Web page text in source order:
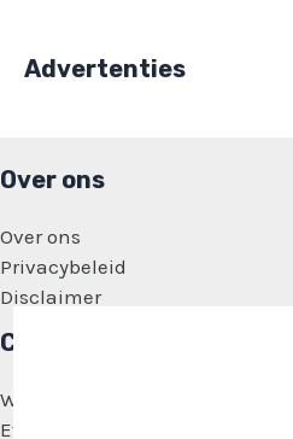
Advertenties
Over ons
Over ons
Privacybeleid
Disclaimer
Categorieën
Wonen
Eten